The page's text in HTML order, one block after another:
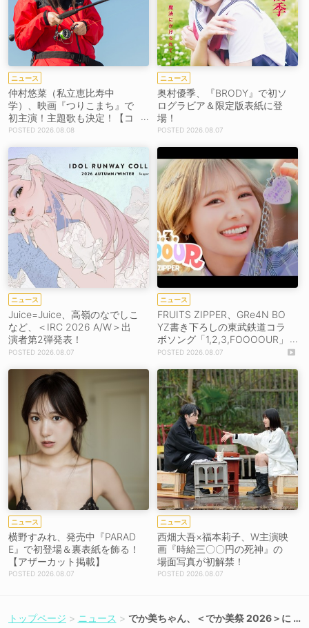
ニュース
仲村悠菜（私立恵比寿中
学）、映画『つりこまち』で
初主演！主題歌も決定！【コ
メントあり】
2026.08.08
ニュース
奥村優季、『BRODY』で初ソ
ログラビア＆限定版表紙に登
場！
2026.08.07
ニュース
Juice=Juice、高嶺のなでしこ
など、＜IRC 2026 A/W＞出
演者第2弾発表！
2026.08.07
ニュース
FRUITS ZIPPER、GRe4N BO
YZ書き下ろしの東武鉄道コラ
ボソング「1,2,3,FOOOOUR」
をリリース＆MV公開！
2026.08.07
ニュース
横野すみれ、発売中『PARAD
E』で初登場＆裏表紙を飾る！
【アザーカット掲載】
2026.08.07
ニュース
西畑大吾×福本莉子、W主演映
画『時給三〇〇円の死神』の
場面写真が初解禁！
2026.08.07
トップページ ニュース
でか美ちゃん、＜でか美祭 2026＞に